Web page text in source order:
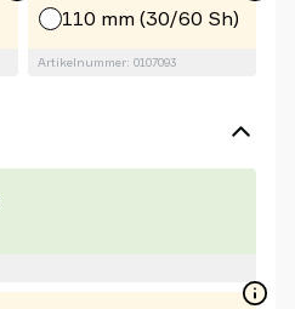
110 mm (30/60 Sh)
Artikelnummer: 0107093